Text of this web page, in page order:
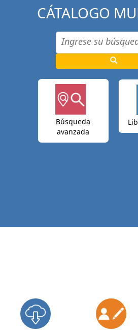
CÁTALOGO
Búsqueda
avanzada